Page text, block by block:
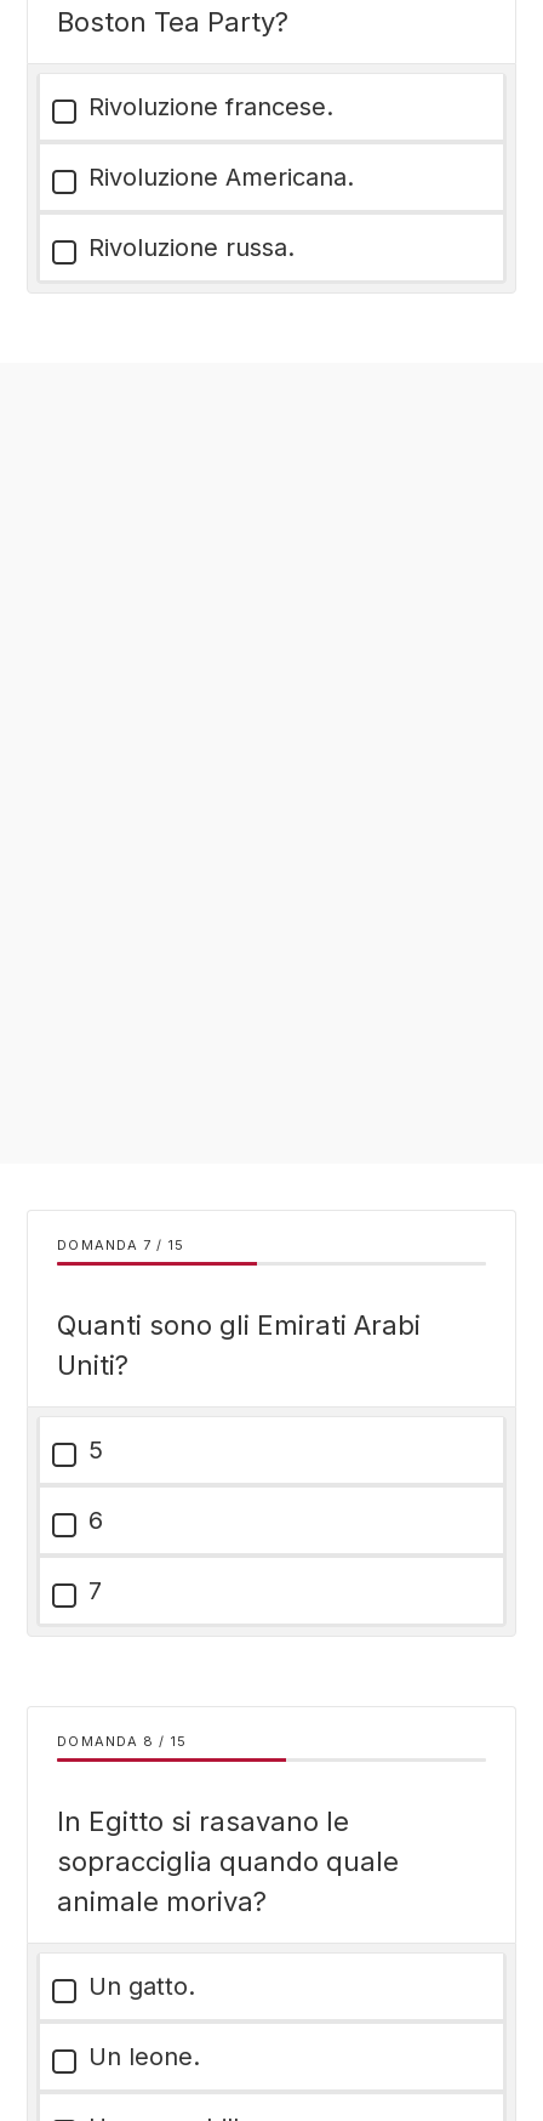
Boston Tea Party?
Rivoluzione francese.
Rivoluzione Americana.
Rivoluzione russa.
DOMANDA / 15
Quanti sono gli Emirati Arabi
Uniti?
5
6
7
DOMANDA / 15
In Egitto si rasavano le
sopracciglia quando quale
animale moriva?
Un gatto.
Un leone.